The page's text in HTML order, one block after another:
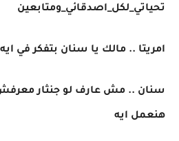
تحياتي_لكل_اصدقائي_ومتابعين
امريتا .. مالك يا سنان بتفكر في ايه
سنان .. مش عارف لو جنثار
هنعمل ايه